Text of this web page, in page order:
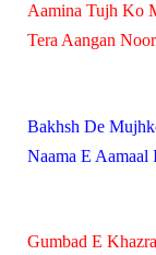
Aamina Tujh Ko
Tera Aangan
Bakhsh De
Naama E Aamaal
Gumbad E